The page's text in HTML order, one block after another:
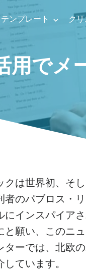
グ・ソフトウェア
ーバレイ・メーカー
トリーミング
テンプレート
介
Social
YouTubeビデ
フェイスブッ
インスタグ
リール＆スト
ク
・フリーの音楽
画像
video editing
クリップを組み合わ
ーションテキストジ
コラージュメーカー
ーカー
用でメ
は世界初、そ
のパブロス・
インスパイア
願い、このニ
ーでは、北欧
ています。